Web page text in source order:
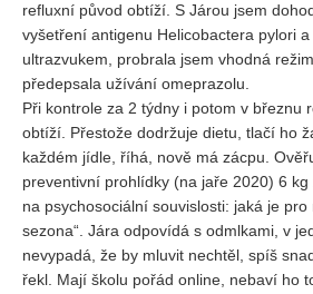
refluxní původ obtíží. S Járou jsem
vyšetření antigenu Helicobactera pylori
ultrazvukem, probrala jsem vhodná
předepsala užívání omeprazolu.
Při kontrole za 2 týdny i potom v březnu
obtíží. Přestože dodržuje dietu, tlačí ho
každém jídle, říhá, nově má zácpu.
preventivní prohlídky (na jaře 2020) 6
na psychosociální souvislosti: jaká je pro
sezona“. Jára odpovídá s odmlkami, v
nevypadá, že by mluvit nechtěl, spíš
řekl. Mají školu pořád online, nebaví ho